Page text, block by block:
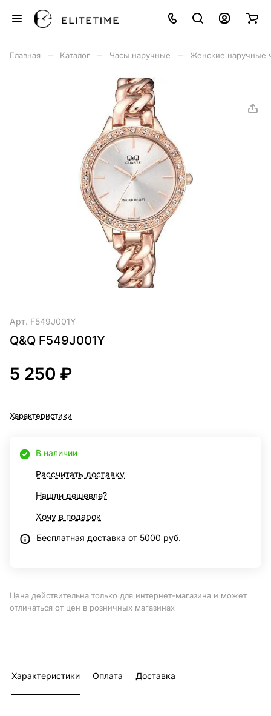
Главная Каталог Часы наручные Женские наручные
Арт. F549J001Y
Q&Q F549J001Y
5 250 ₽
Характеристики
В наличии
Рассчитать доставку
Нашли дешевле?
Хочу в подарок
Бесплатная доставка от 5000 руб.
Цена действительна только для интернет-магазина и может
отличаться от цен в розничных магазинах
Характеристики Оплата Доставка